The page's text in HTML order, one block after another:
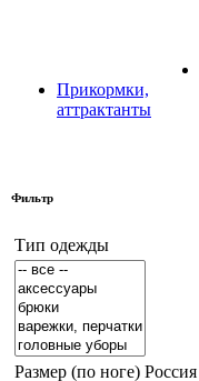
Прикормки,
аттрактанты
Фильтр
Тип одежды
Размер (по ноге) Россия